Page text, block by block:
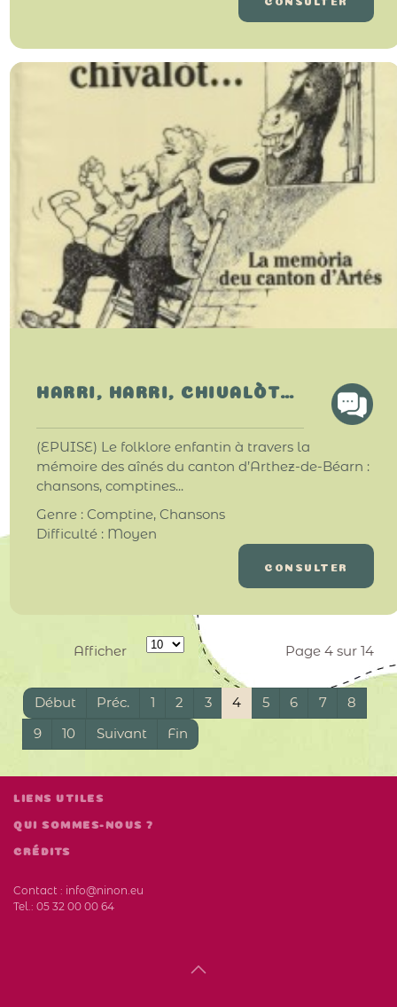
HARRI, HARRI, CHIVALÒT…
(EPUISE) Le folklore enfantin à travers la
mémoire des aînés du canton d’Arthez-de-Béarn :
chansons, comptines...
Genre : Comptine, Chansons
Difficulté : Moyen
CONSULTER
Afficher Page 4 sur 14
Début Préc. 1 2 3 4 5 6 7
8
9
10 Suivant Fin
LIENS UTILES
QUI SOMMES-NOUS ?
CRÉDITS
Contact : info@ninon.eu
Tel.: 05 32 00 00 64